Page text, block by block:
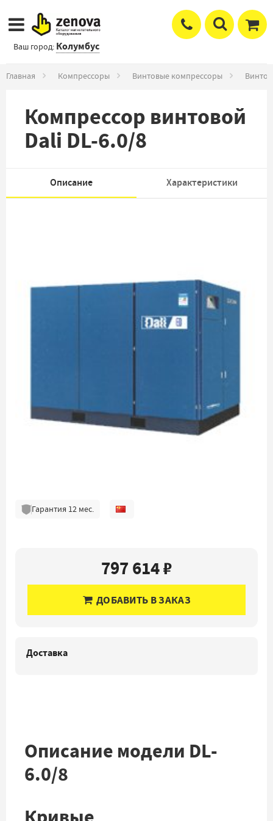
Ваш город: Колумбус
Главная Компрессоры Винтовые компрессоры
Компрессор винтовой
Dali DL-6.0/8
Описание Характеристики
Гарантия 12мес.
797 614 ₽
ДОБАВИТЬ В ЗАКАЗ
Доставка
Описание модели DL-
6.0/8